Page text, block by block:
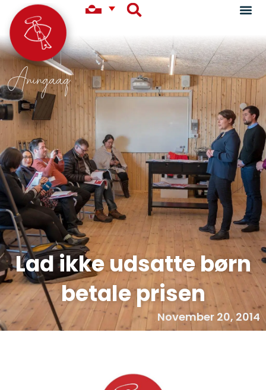
Aningaaq
Lad ikke udsatte børn
betale prisen
November 20, 2014